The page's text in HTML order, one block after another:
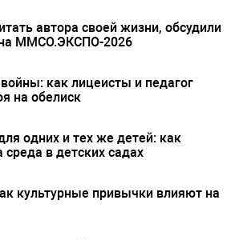
автора своей жизни, обсудили
на ММСО.ЭКСПО-2026
как лицеисты и педагог
на обелиск
одних и тех же детей: как
среда в детских садах
культурные привычки влияют на